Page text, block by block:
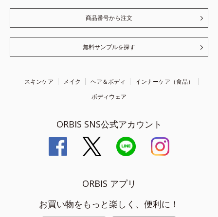
商品番号から注文
無料サンプルを探す
スキンケア メイク ヘア＆ボディ
インナーケア（食品）
ボディウェア
ORBIS SNS公式アカウント
ORBIS アプリ
お買い物をもっと楽しく、便利に！